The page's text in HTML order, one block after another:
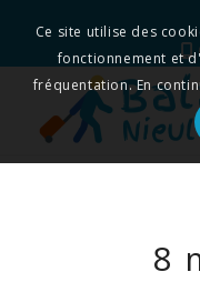
8
Ce site utilise des
fonctionnement et
fréquentation. En